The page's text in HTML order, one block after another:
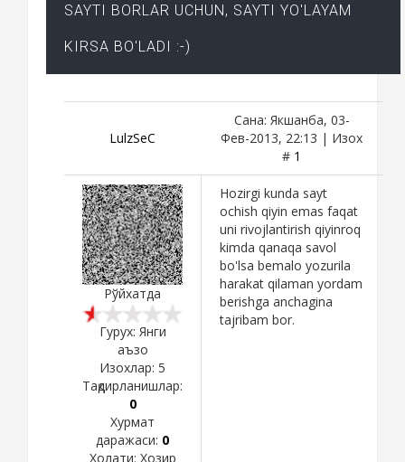
SAYTI BORLAR UCHUN, SAYTI YO'LAYAM
KIRSA BO'LADI :-)
LulzSeC
Сана: Якшанба, 03-
Фев-2013, 22:13 | Изох
# 1
Рўйхатда
Гурух: Янги
аъзо
Изохлар: 5
Тақдирланишлар:
0
Хурмат
даражаси: 0
Холати: Хозир
Hozirgi kunda sayt
ochish qiyin emas faqat
uni rivojlantirish qiyinroq
kimda qanaqa savol
bo'lsa bemalo yozurila
harakat qilaman yordam
berishga anchagina
tajribam bor.